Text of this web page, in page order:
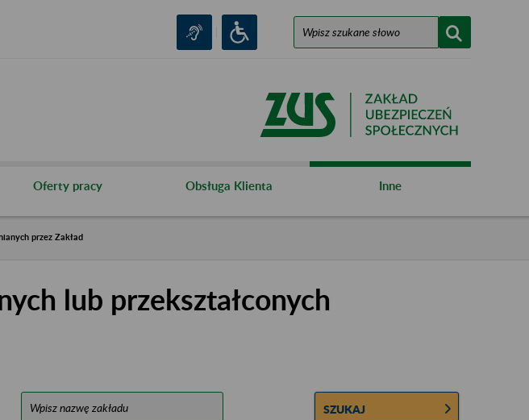
Oferty pracy Obsługa Klienta Inne
przez Zakład
lub przekształconych
SZUKAJ